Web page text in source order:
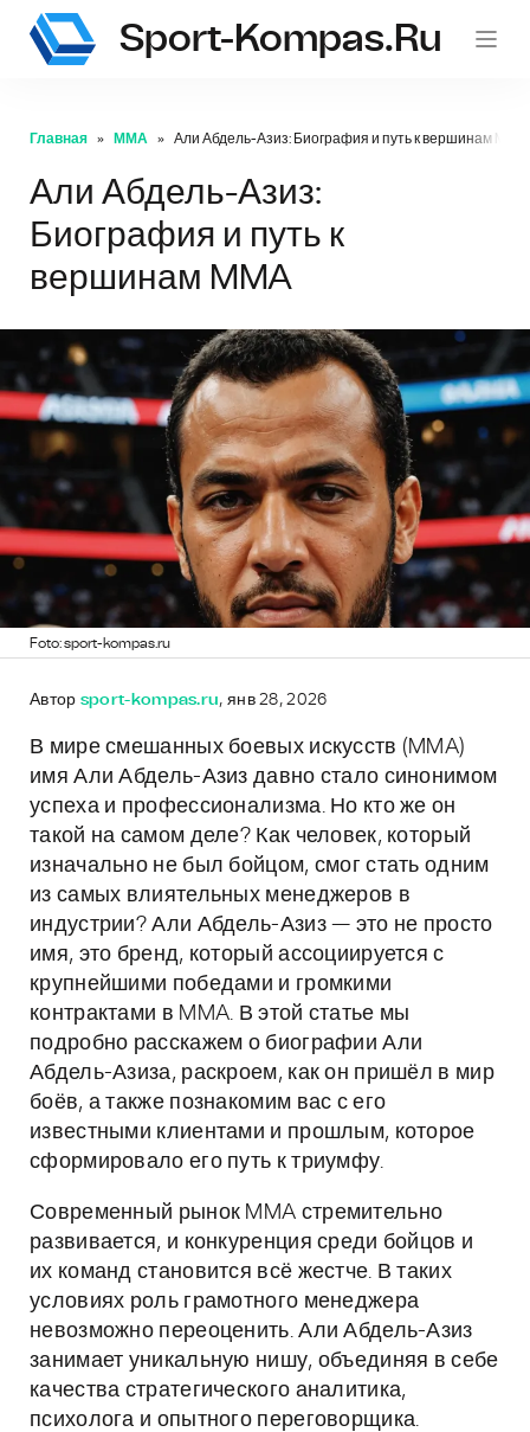
Sport-Kompas.ru
Главная ММА Али Абдель-Азиз: Биография и путь к вершинам MMA
Али Абдель-Азиз:
Биография и путь к
вершинам MMA
Foto: sport-kompas.ru
Автор sport-kompas.ru, янв 28, 2026
В мире смешанных боевых искусств (MMA)
имя Али Абдель-Азиз давно стало синонимом
успеха и профессионализма. Но кто же он
такой на самом деле? Как человек, который
изначально не был бойцом, смог стать одним
из самых влиятельных менеджеров в
индустрии? Али Абдель-Азиз — это не просто
имя, это бренд, который ассоциируется с
крупнейшими победами и громкими
контрактами в MMA. В этой статье мы
подробно расскажем о биографии Али
Абдель-Азиза, раскроем, как он пришёл в мир
боёв, а также познакомим вас с его
известными клиентами и прошлым, которое
сформировало его путь к триумфу.
Современный рынок MMA стремительно
развивается, и конкуренция среди бойцов и
их команд становится всё жестче. В таких
условиях роль грамотного менеджера
невозможно переоценить. Али Абдель-Азиз
занимает уникальную нишу, объединяя в себе
качества стратегического аналитика,
психолога и опытного переговорщика.